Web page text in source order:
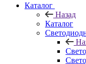
Каталог
Назад
Каталог